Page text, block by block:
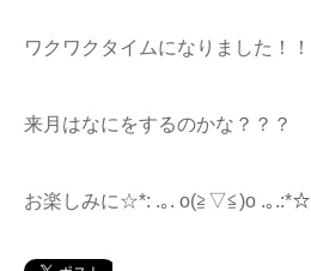
ワクワクタイムになりました！！
来月はなにをするのかな？？？
お楽しみに☆*: .｡. o(≧▽≦)o .｡.:*☆